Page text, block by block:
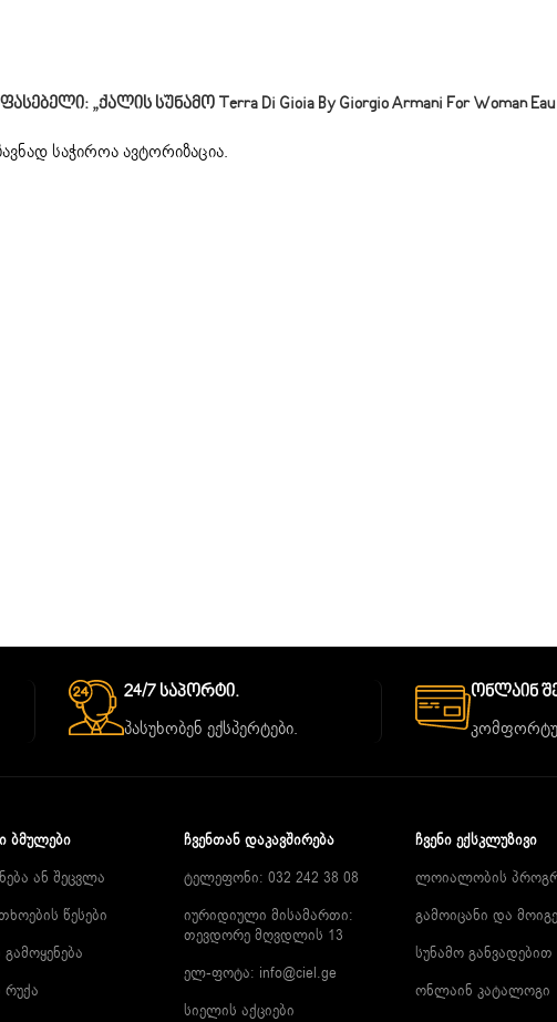
„ქალის Სუნამო Terra Di Gioia By Giorgio Armani For Woman Eau
საჭიროაავტორიზაცია.
24/7 Საპორტი.
პასუხობენ ექსპერტები.
Ონლაინ
ᲑᲛᲣᲚᲔᲑᲘ
ან შეცვლა
წესები
რუქა
ᲩᲕᲔᲜᲗᲐᲜ ᲓᲐᲙᲐᲕᲨᲘᲠᲔᲑᲐ
ტელეფონი: 032 242 38 08
იურიდიული მისამართი:
თევდორე მღვდლის 13
ელ-ფოტა: info@ciel.ge
სიელის აქციები
ᲩᲕᲔᲜᲘ ᲔᲥᲡᲙᲚᲣᲖᲘᲕᲘ
ლოიალობის
გამოიცანი და მოიგე
სუნამო განვადებით
ონლაინ კატალოგი